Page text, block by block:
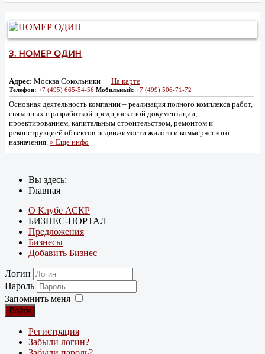
3. НОМЕР ОДИН
Адрес: Москва Сокольники На карте
Телефон: +7 (495) 665-54-56 Мобильный: +7 (499) 506-71-72
Основная деятельность компании – реализация полного комплекса работ,
связанных с разработкой предпроектной документации,
проектированием, капитальным строительством, ремонтом и
реконструкцией объектов недвижимости жилого и коммерческого
назначения. » Еще инфо
Вы здесь:
Главная
О Клубе АСКР
БИЗНЕС-ПОРТАЛ
Предложения
Бизнесы
Добавить Бизнес
Логин
Пароль
Запомнить меня
Войти
Регистрация
Забыли логин?